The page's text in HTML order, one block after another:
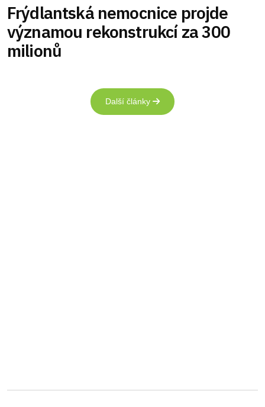
Frýdlantská nemocnice projde
významou rekonstrukcí za 300
milionů
Další články